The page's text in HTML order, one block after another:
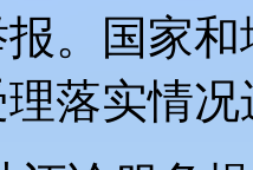
。国家
落实情